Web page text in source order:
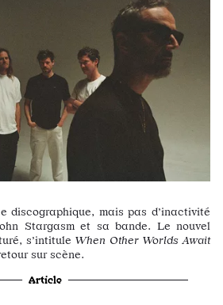
discographique, mais pas d’inactivité
Stargasm et sa bande. Le nouvel
s’intitule When Other Worlds Await
sur scène.
Article